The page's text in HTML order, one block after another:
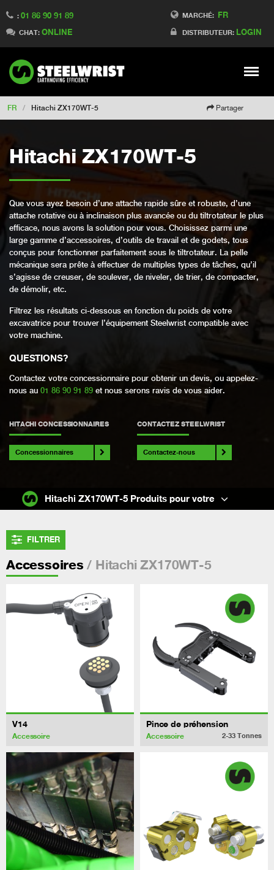
MARCHÉ: FR
DISTRIBUTEUR: LOGIN
: 01 86 90 91 89
CHAT: ONLINE
Meny
Switch to Finland
Switch to Denmark
Switch to China
Switch to Australia
Change market
FR / Hitachi ZX170WT-5 Partager
Hitachi ZX170WT-5
Que vous ayez besoin d’une attache rapide sûre et robuste, d’une
attache rotative ou à inclinaison plus avancée ou du tiltrotateur le plus
efficace, nous avons la solution pour vous. Choisissez parmi une
large gamme d’accessoires, d’outils de travail et de godets, tous
conçus pour fonctionner parfaitement sous le tiltrotateur. La pelle
mécanique sera prête à effectuer de multiples types de tâches, qu’il
s’agisse de creuser, de soulever, de niveler, de trier, de compacter,
de démolir, etc.
Filtrez les résultats ci-dessous en fonction du poids de votre
excavatrice pour trouver l’équipement Steelwrist compatible avec
votre machine.
QUESTIONS?
Contactez votre concessionnaire pour obtenir un devis, ou appelez-
nous au 01 86 90 91 89 et nous serons ravis de vous aider.
HITACHI CONCESSIONNAIRES
Concessionnaires
CONTACTEZ STEELWRIST
Contactez-nous
FILTRER
Accessoires / Hitachi ZX170WT-5
V14
Accessoire
Pince de préhension
Accessoire 2-33 Tonnes
Hitachi ZX170WT-5 Produits pour votre